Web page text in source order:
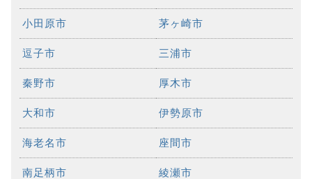
小田原市 茅ヶ崎市
逗子市 三浦市
秦野市 厚木市
大和市 伊勢原市
海老名市 座間市
南足柄市 綾瀬市